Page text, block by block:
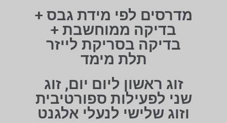
מדרסים לפי מידת גבס +
בדיקה ממוחשבת +
בדיקה בסריקת לייזר
תלת מימד
זוג ראשון ליום יום, זוג
שני לפעילות ספורטיבית
וזוג שלישי לנעלי אלגנט